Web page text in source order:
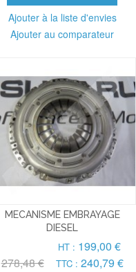
Ajouter à la liste d'envies
Ajouter au comparateur
MECANISME EMBRAYAGE
DIESEL
278,48 €
HT : 199,00 €
TTC : 240,79 €